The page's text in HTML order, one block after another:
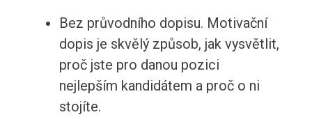
Bez průvodního dopisu. Motivační
dopis je skvělý způsob, jak vysvětlit,
proč jste pro danou pozici
nejlepším kandidátem a proč o ni
stojíte.